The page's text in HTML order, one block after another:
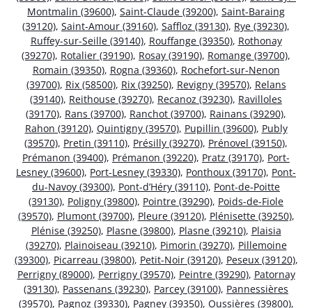
Montmalin (39600), Saint-Claude (39200), Saint-Baraing
(39120), Saint-Amour (39160), Saffloz (39130), Rye (39230),
Ruffey-sur-Seille (39140), Rouffange (39350), Rothonay
(39270), Rotalier (39190), Rosay (39190), Romange (39700),
Romain (39350), Rogna (39360), Rochefort-sur-Nenon
(39700), Rix (58500), Rix (39250), Revigny (39570), Relans
(39140), Reithouse (39270), Recanoz (39230), Ravilloles
(39170), Rans (39700), Ranchot (39700), Rainans (39290),
Rahon (39120), Quintigny (39570), Pupillin (39600), Publy
(39570), Pretin (39110), Présilly (39270), Prénovel (39150),
Prémanon (39400), Prémanon (39220), Pratz (39170), Port-
Lesney (39600), Port-Lesney (39330), Ponthoux (39170), Pont-
du-Navoy (39300), Pont-d’Héry (39110), Pont-de-Poitte
(39130), Poligny (39800), Pointre (39290), Poids-de-Fiole
(39570), Plumont (39700), Pleure (39120), Plénisette (39250),
Plénise (39250), Plasne (39800), Plasne (39210), Plaisia
(39270), Plainoiseau (39210), Pimorin (39270), Pillemoine
(39300), Picarreau (39800), Petit-Noir (39120), Peseux (39120),
Perrigny (89000), Perrigny (39570), Peintre (39290), Patornay
(39130), Passenans (39230), Parcey (39100), Pannessières
(39570), Pagnoz (39330), Pagney (39350), Oussières (39800),